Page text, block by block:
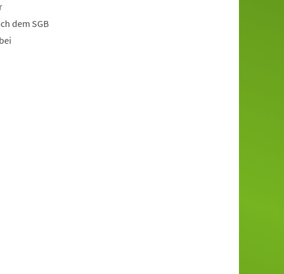
dem SGB